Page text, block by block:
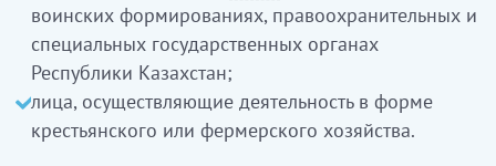
воинских формированиях, правоохранительных и
специальных государственных органах
Республики Казахстан;
лица, осуществляющие деятельность в форме
крестьянского или фермерского хозяйства.